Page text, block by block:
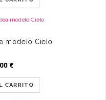
modelo Cielo
€
CARRITO